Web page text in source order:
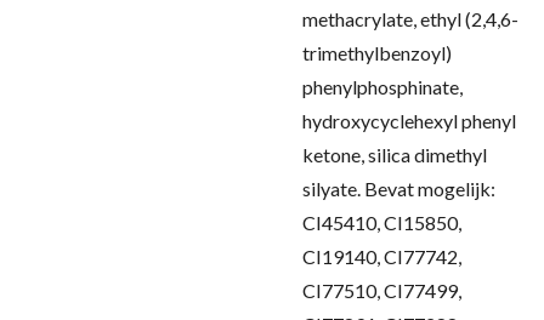
methacrylate, ethyl (2,4,6-
trimethylbenzoyl)
phenylphosphinate,
hydroxycyclehexyl phenyl
ketone, silica dimethyl
silyate. Bevat mogelijk:
CI45410, CI15850,
CI19140, CI77742,
CI77510, CI77499,